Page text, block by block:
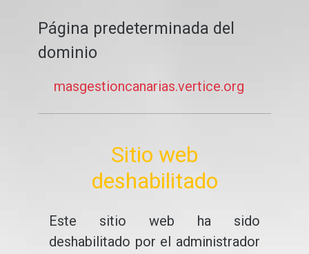
Página predeterminada del
dominio
masgestioncanarias.vertice.org
Sitio web
deshabilitado
Este sitio web ha sido
deshabilitado por el administrador